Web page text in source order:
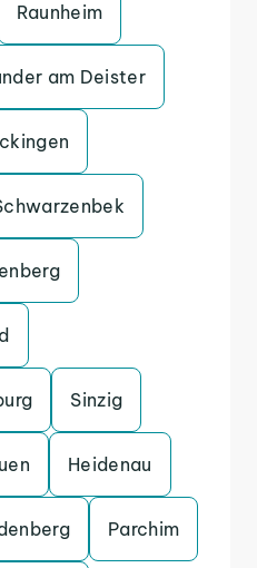
Raunheim
am Deister
Sinzig
Heidenau
Parchim